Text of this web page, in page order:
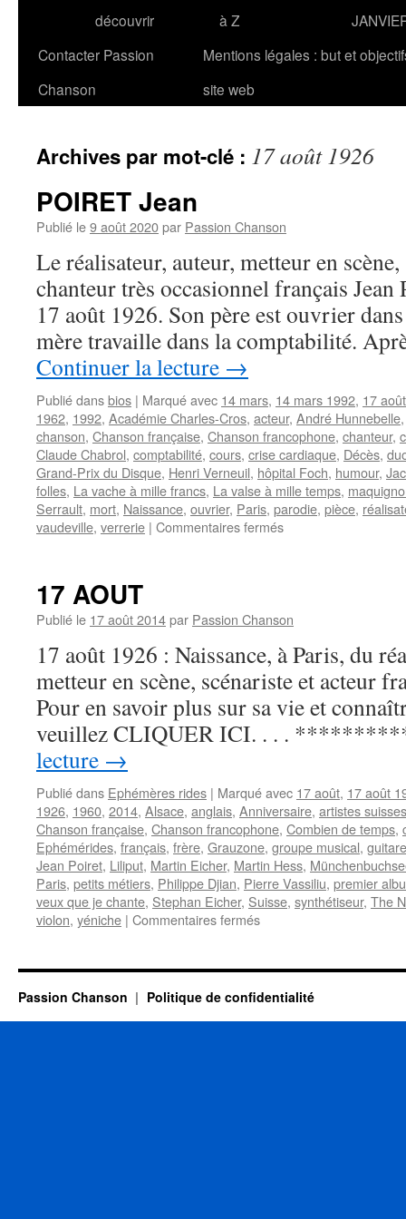
découvrir
à Z
Contacter Passion
Chanson
Mentions légales : but et
site web
Archives par mot-clé : 17 août 1926
POIRET Jean
Publié le9 août 2020par Passion Chanson
Le réalisateur, auteur, metteur en
chanteur très occasionnel français
17 août 1926. Son père est ouvrier
mère travaille dans la comptabilité.
Continuer la lecture →
Publié dansbios | Marqué avec 14 mars, 14 mars 1992, 17 août
1962, 1992, Académie Charles-Cros, acteur, André Hunnebelle
chanson, Chanson française, Chanson francophone, chanteur,
Claude Chabrol, comptabilité, cours, crise cardiaque, Décès,
Grand-Prix du Disque, Henri Verneuil, hôpital Foch, humour,
folles, La vache à mille francs, La valse à mille temps,
Serrault, mort, Naissance, ouvrier, Paris, parodie, pièce,
vaudeville, verrerie | Commentaires ferméssur
17 AOUT
Publié le 17 août 2014par Passion Chanson
17 août 1926 : Naissance, à Paris, du
metteur en scène, scénariste et acteur
Pour en savoir plus sur sa vie et
veuillez CLIQUER ICI. . . .
lecture →
Publié dans Ephémères rides | Marqué avec 17 août, 17 août
1926, 1960, 2014, Alsace, anglais, Anniversaire, artistes suisses
Chanson française, Chanson francophone, Combien de temps,
Ephémérides, français, frère, Grauzone, groupe musical, guitare
Jean Poiret, Liliput, Martin Eicher, Martin Hess,
Paris, petits métiers, Philippe Djian, Pierre Vassiliu, premier
veux que je chante, Stephan Eicher, Suisse, synthétiseur, The
violon, yéniche | Commentaires ferméssur
Passion Chanson Politique de confidentialité